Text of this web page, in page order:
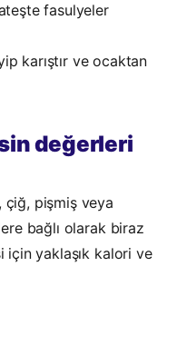
ateşte fasulyeler
karıştır ve ocaktan
değerleri
çiğ, pişmiş veya
bağlı olarak biraz
için yaklaşık kalori ve